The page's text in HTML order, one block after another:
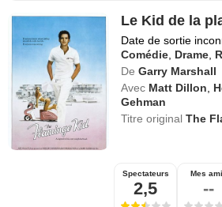
Le Kid de la
Date de sortie
Comédie Drame
De Garry Marshall
Avec Matt Dillon
Gehman
Titre originalThe
Spectateurs
2,5
Mes
--